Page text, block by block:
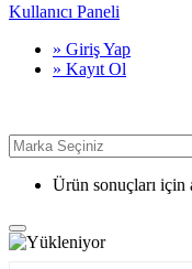
Kullanıcı Paneli
» Giriş Yap
» Kayıt Ol
Ürün sonuçları için